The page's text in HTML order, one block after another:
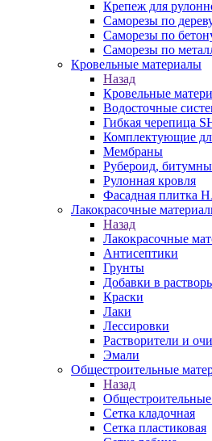
Крепеж для
Саморезы по
Саморезы по
Саморезы по
Кровельные материалы
Назад
Кровельные
Водосточные
Гибкая черепица
Комплектующие
Мембраны
Рубероид,
Рулонная кровля
Фасадная плитка
Лакокрасочные
Назад
Лакокрасочные
Антисептики
Грунты
Добавки в
Краски
Лаки
Лессировки
Растворители и
Эмали
Общестроительные
Назад
Сетка кладочная
Сетка пластиковая